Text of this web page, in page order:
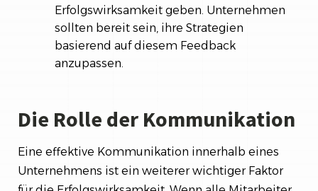
Erfolgswirksamkeit geben. Unternehmen
sollten bereit sein, ihre Strategien
basierend auf diesem Feedback
anzupassen.
Die Rolle der Kommunikation
Eine effektive Kommunikation innerhalb eines
Unternehmens ist ein weiterer wichtiger Faktor